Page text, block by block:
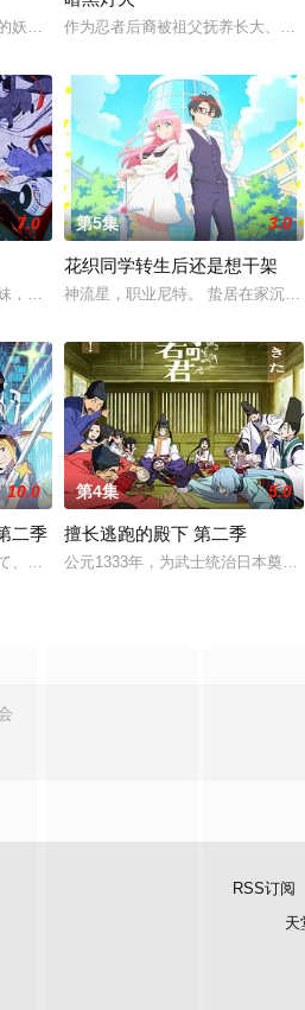
妖怪帮助日本复兴，他们由此站在了权力
作为忍者后裔被祖父抚养长大、拥
7.0
，他们在一个与世隔绝的深山小村落里出
第5集 3.0
花织同学转生后还是想干架
神流星，职业尼特。 蛰居在家沉
10.0
二季
格好良くて、しなやかで。 誰もが憧れ
第4集 5.0
擅长逃跑的殿下 第二季
公元1333年，为武士统治日本奠
RSS订阅
天